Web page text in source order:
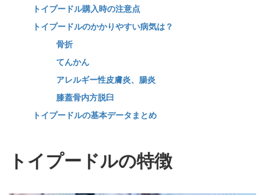
トイプードル購入時の注意点
トイプードルのかかりやすい病気は？
骨折
てんかん
アレルギー性皮膚炎、腸炎
膝蓋骨内方脱臼
トイプードルの基本データまとめ
トイプードルの特徴